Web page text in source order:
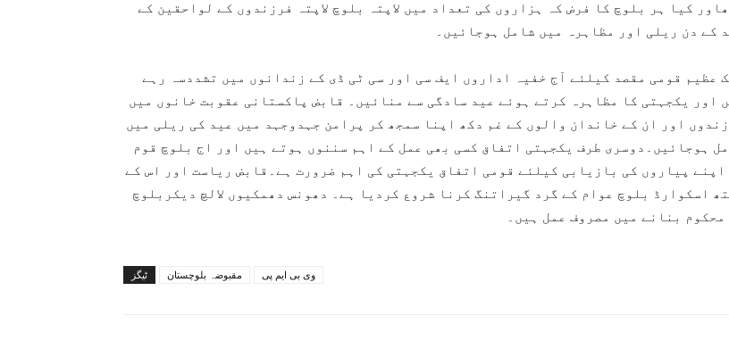
کیا ہر بلوچ کا فرض کہ ہزاروں کی تعداد میں لاپتہ بلوچ لاپتہ فرزندوں کے لواحقین کے
کے دن ریلی اور مظاہرہ میں شامل ہوجائیں۔
عظیم قومی مقصد کیلئے آج خفیہ اداروں ایف سی اور سی ٹی ڈی کے زندانوں میں تشددسہ رہے
اور یکجہتی کا مظاہرہ کرتے ہوئے عید سادگی سے منائیں۔ قابض پاکستانی عقوبت خانوں میں
اور ان کے خاندان والوں کے غم دکھ اپنا سمجھ کر پرامن جہدوجہد میں عید کی ریلی میں
ہوجائیں۔دوسری طرف یکجہتی اتفاق کسی بھی عمل کے اہم سننوں ہوتے ہیں اور اج بلوچ قوم
اپنے پیاروں کی بازیابی کیلئے قومی اتفاق یکجہتی کی اہم ضرورت ہے۔قابض ریاست اور اس کے
اسکوارڈ بلوچ عوام کے گرد گیراتنگ کرنا شروع کردیا ہے۔ دھونس دھمکیوں لالچ دیکربلوچ
محکوم بنانے میں مصروف عمل ہیں۔
ٹیگز مقبوضہ بلوچستان وی بی ایم پی